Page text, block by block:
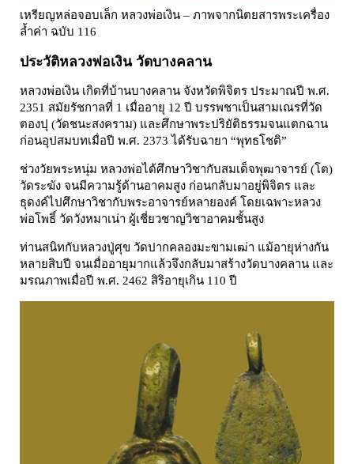
เหรียญหล่อจอบเล็ก หลวงพ่อเงิน – ภาพจากนิตยสารพระเครื่อง
ล้ำค่า ฉบับ 116
ประวัติหลวงพ่อเงิน วัดบางคลาน
หลวงพ่อเงิน เกิดที่บ้านบางคลาน จังหวัดพิจิตร ประมาณปี พ.ศ.
2351 สมัยรัชกาลที่ 1 เมื่ออายุ 12 ปี บรรพชาเป็นสามเณรที่วัด
ตองปุ (วัดชนะสงคราม) และศึกษาพระปริยัติธรรมจนแตกฉาน
ก่อนอุปสมบทเมื่อปี พ.ศ. 2373 ได้รับฉายา “พุทธโชติ”
ช่วงวัยพระหนุ่ม หลวงพ่อได้ศึกษาวิชากับสมเด็จพุฒาจารย์ (โต)
วัดระฆัง จนมีความรู้ด้านอาคมสูง ก่อนกลับมาอยู่พิจิตร และ
ธุดงค์ไปศึกษาวิชากับพระอาจารย์หลายองค์ โดยเฉพาะหลวง
พ่อโพธิ์ วัดวังหมาเน่า ผู้เชี่ยวชาญวิชาอาคมชั้นสูง
ท่านสนิทกับหลวงปู่ศุข วัดปากคลองมะขามเฒ่า แม้อายุห่างกัน
หลายสิบปี จนเมื่ออายุมากแล้วจึงกลับมาสร้างวัดบางคลาน และ
มรณภาพเมื่อปี พ.ศ. 2462 สิริอายุเกิน 110 ปี